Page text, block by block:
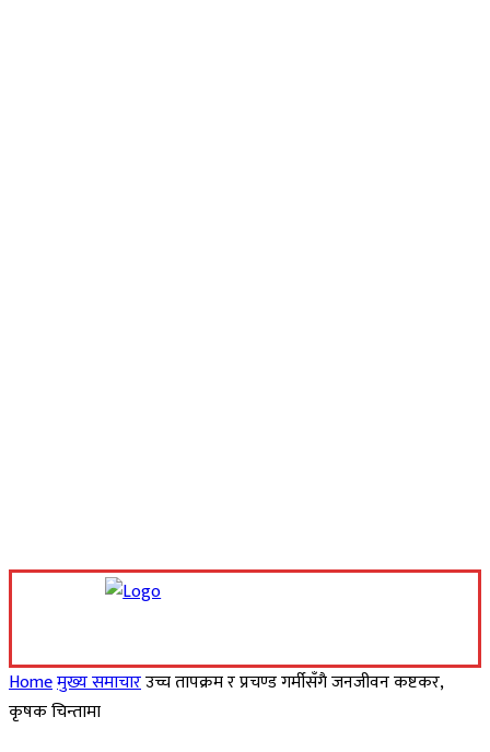
Homeमुख्य समाचारउच्च तापक्रम र प्रचण्ड गर्मीसँगै जनजीवन कष्टकर,
कृषक चिन्तामा